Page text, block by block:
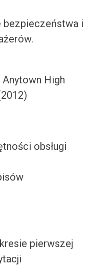
bezpieczeństwa i
High
obsługi
pierwszej